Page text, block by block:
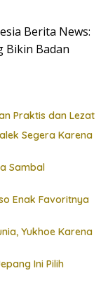
Berita News:
Bikin Badan
Praktis dan Lezat
Segera Karena
Sambal
Enak Favoritnya
Yukhoe Karena
Ini Pilih